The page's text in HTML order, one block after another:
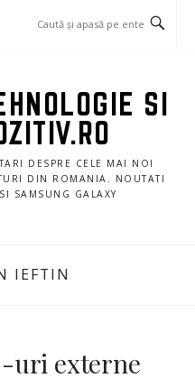
SI
DESPRE CELE MAI NOI
DIN ROMANIA. NOUTATI
SAMSUNG GALAXY
IEFTIN
uri externe